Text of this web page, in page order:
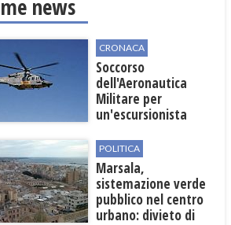
news
CRONACA
Soccorso
dell'Aeronautica
Militare per
un'escursionista
dello Zingaro
POLITICA
Marsala,
sistemazione verde
pubblico nel centro
urbano: divieto di